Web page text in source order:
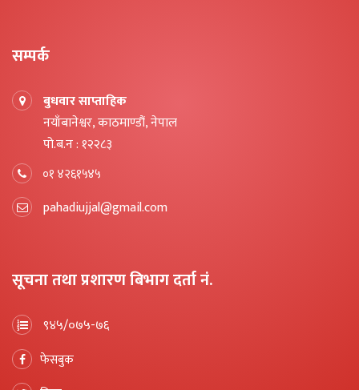
सम्पर्क
बुधवार साप्ताहिक
नयाँबानेश्वर, काठमाण्डौं, नेपाल
पो.ब.न : १२२८३
०१ ४२६१५४५
pahadiujjal@gmail.com
सूचना तथा प्रशारण बिभाग दर्ता नं.
९४५/०७५-७६
फेसबुक